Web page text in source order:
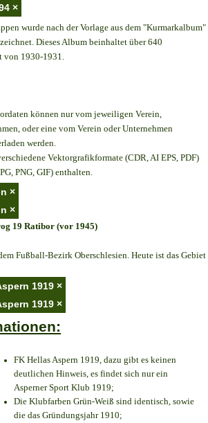
×
wurde nach der Vorlage aus dem "Kurmarkalbum"
Dieses Album beinhaltet über 640
von 1930-1931.
können nur vom jeweiligen Verein,
oder eine vom Verein oder Unternehmen
werden.
Vektorgrafikformate (CDR, AI EPS, PDF)
PNG, GIF) enthalten.
×
×
19 Ratibor (vor 1945)
Fußball-Bezirk Oberschlesien. Heute ist das Gebiet
×
×
FK Hellas Aspern 1919, dazu gibt es keinen
deutlichen Hinweis, es findet sich nur ein
Asperner Sport Klub 1919;
Die Klubfarben Grün-Weiß sind identisch, sowie
die das Gründungsjahr 1910;